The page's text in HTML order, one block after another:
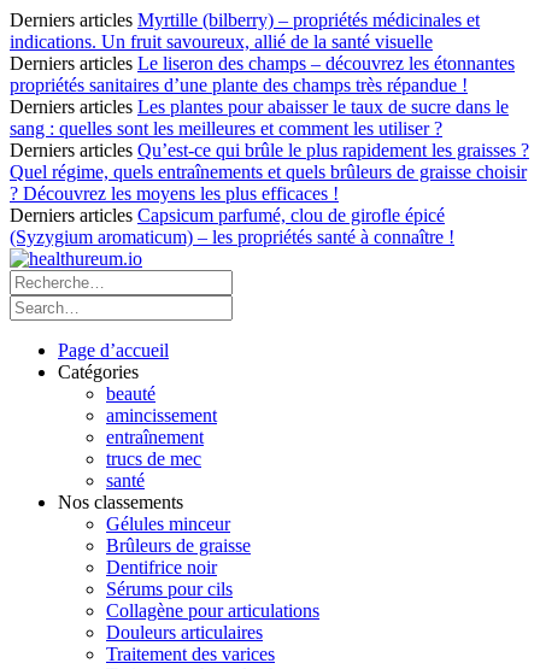
Derniers articles Myrtille (bilberry) – propriétés médicinales et
indications. Un fruit savoureux, allié de la santé visuelle
Derniers articles Le liseron des champs – découvrez les étonnantes
propriétés sanitaires d’une plante des champs très répandue !
Derniers articles Les plantes pour abaisser le taux de sucre dans le
sang : quelles sont les meilleures et comment les utiliser ?
Derniers articles Qu’est-ce qui brûle le plus rapidement les graisses ?
Quel régime, quels entraînements et quels brûleurs de graisse choisir
? Découvrez les moyens les plus efficaces !
Derniers articles Capsicum parfumé, clou de girofle épicé
(Syzygium aromaticum) – les propriétés santé à connaître !
Page d’accueil
Catégories
beauté
amincissement
entraînement
trucs de mec
santé
Nos classements
Gélules minceur
Brûleurs de graisse
Dentifrice noir
Sérums pour cils
Collagène pour articulations
Douleurs articulaires
Traitement des varices